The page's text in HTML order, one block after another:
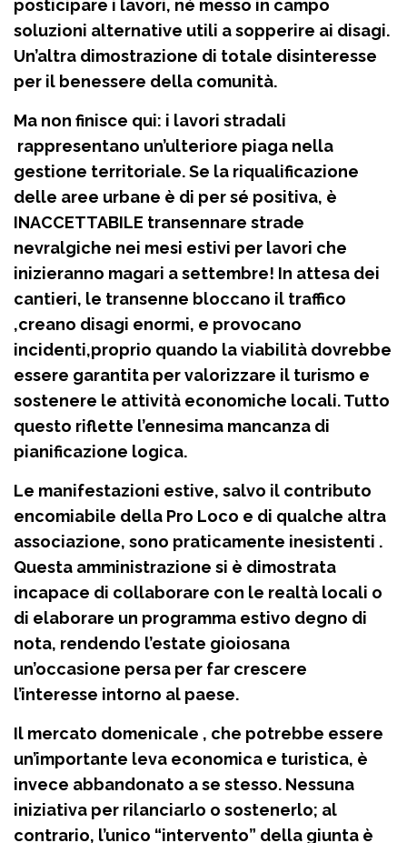
posticipare i lavori, né messo in campo
soluzioni alternative utili a sopperire ai disagi.
Un’altra dimostrazione di totale disinteresse
per il benessere della comunità.
Ma non finisce qui: i lavori stradali
rappresentano un’ulteriore piaga nella
gestione territoriale. Se la riqualificazione
delle aree urbane è di per sé positiva, è
INACCETTABILE transennare strade
nevralgiche nei mesi estivi per lavori che
inizieranno magari a settembre! In attesa dei
cantieri, le transenne bloccano il traffico
,creano disagi enormi, e provocano
incidenti,proprio quando la viabilità dovrebbe
essere garantita per valorizzare il turismo e
sostenere le attività economiche locali. Tutto
questo riflette l’ennesima mancanza di
pianificazione logica.
Le manifestazioni estive, salvo il contributo
encomiabile della Pro Loco e di qualche altra
associazione, sono praticamente inesistenti .
Questa amministrazione si è dimostrata
incapace di collaborare con le realtà locali o
di elaborare un programma estivo degno di
nota, rendendo l’estate gioiosana
un’occasione persa per far crescere
l’interesse intorno al paese.
Il mercato domenicale , che potrebbe essere
un’importante leva economica e turistica, è
invece abbandonato a se stesso. Nessuna
iniziativa per rilanciarlo o sostenerlo; al
contrario, l’unico “intervento” della giunta è